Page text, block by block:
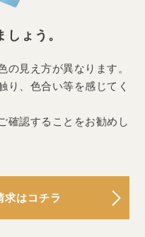
ょう。
見え方が異なります。
り、色合い等を感じてく
確認することをお勧めし
求はコチラ